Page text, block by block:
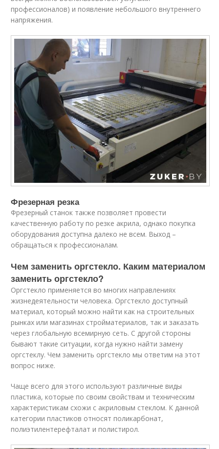
профессионалов) и появление небольшого внутреннего
напряжения.
Фрезерная резка
Фрезерный станок также позволяет провести
качественную работу по резке акрила, однако покупка
оборудования доступна далеко не всем. Выход –
обращаться к профессионалам.
Чем заменить оргстекло. Каким материалом
заменить оргстекло?
Оргстекло применяется во многих направлениях
жизнедеятельности человека. Оргстекло доступный
материал, который можно найти как на строительных
рынках или магазинах стройматериалов, так и заказать
через глобальную всемирную сеть. С другой стороны
бывают такие ситуации, когда нужно найти замену
оргстеклу. Чем заменить оргстекло мы ответим на этот
вопрос ниже.
Чаще всего для этого используют различные виды
пластика, которые по своим свойствам и техническим
характеристикам схожи с акриловым стеклом. К данной
категории пластиков относят поликарбонат,
полиэтилентерефталат и полистирол.